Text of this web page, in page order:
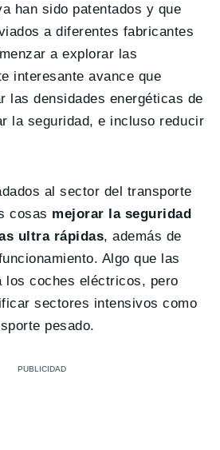
han sido patentados y que
a diferentes fabricantes
a explorar las
interesante avance que
las densidades energéticas de
la seguridad, e incluso reducir
al sector del transporte
cosas mejorar la seguridad
ultra rápidas, además de
Algo que las
los coches eléctricos, pero
sectores intensivos como
pesado.